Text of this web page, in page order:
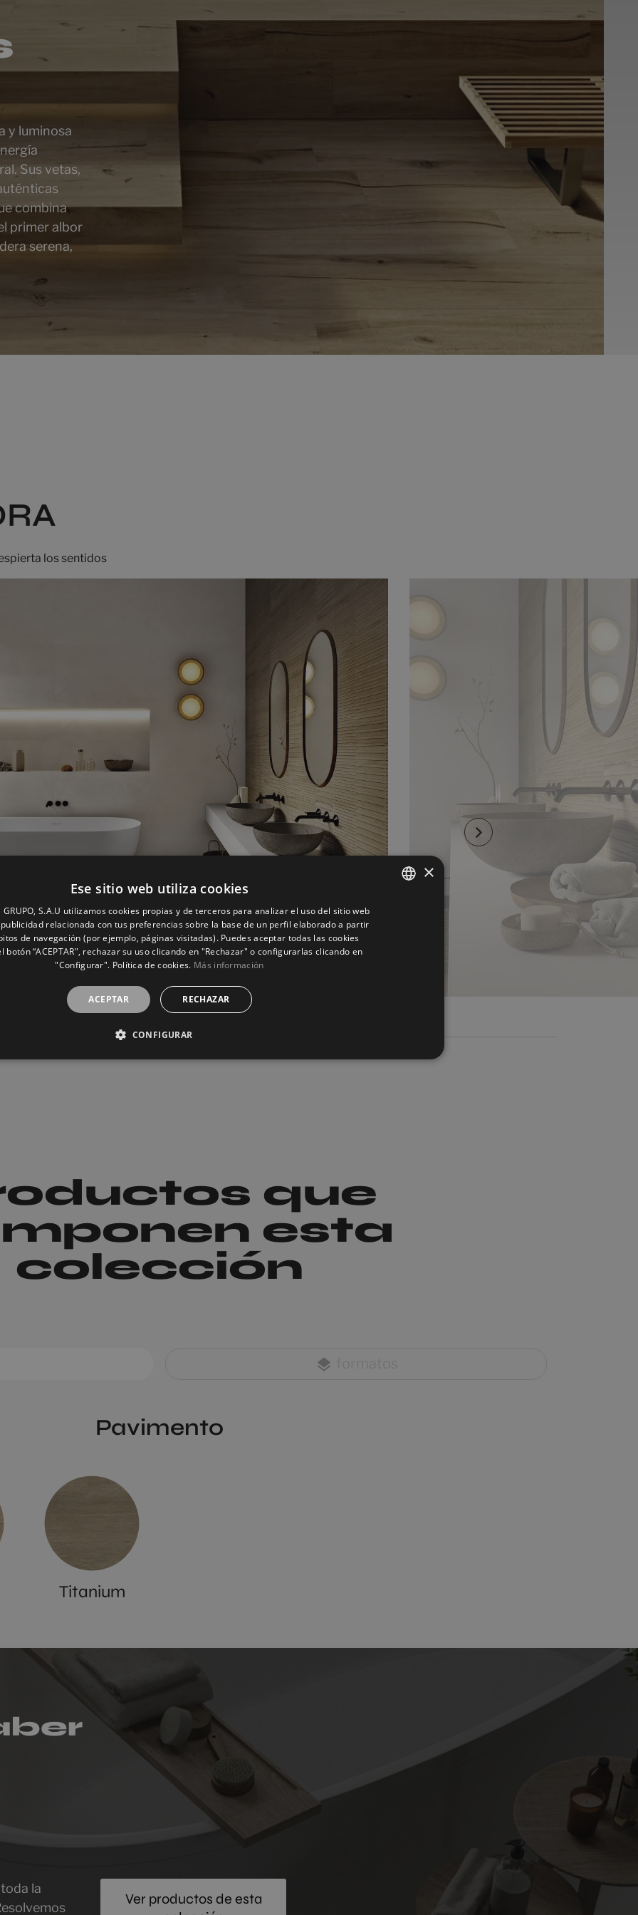
y luminosa
Sus vetas,
combina
primer albor
serena,
los sentidos
que
esta
colección
Pavimento
Titanium
la
Ver productos de esta
×
Ese sitio web utiliza cookies
GRUPO, S.A.U utilizamos cookies propias y de terceros para analizar el uso del sitio web
relacionada con tus preferencias sobre la base de un perfil elaborado a partir
de navegación (por ejemplo, páginas visitadas). Puedes aceptar todas las cookies
botón “ACEPTAR", rechazar su uso clicando en "Rechazar" o configurarlas clicando en
"Configurar". Política de cookies. Más información
ACEPTAR RECHAZAR
CONFIGURAR